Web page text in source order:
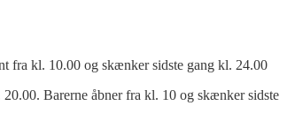
fra kl. 10.00 og skænker sidste gang kl. 24.00
Barerne åbner fra kl. 10 og skænker sidste